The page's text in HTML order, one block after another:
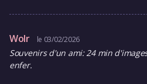
Wolr le 03/02/2026
Souvenirs d'un ami: 24 min
enfer.